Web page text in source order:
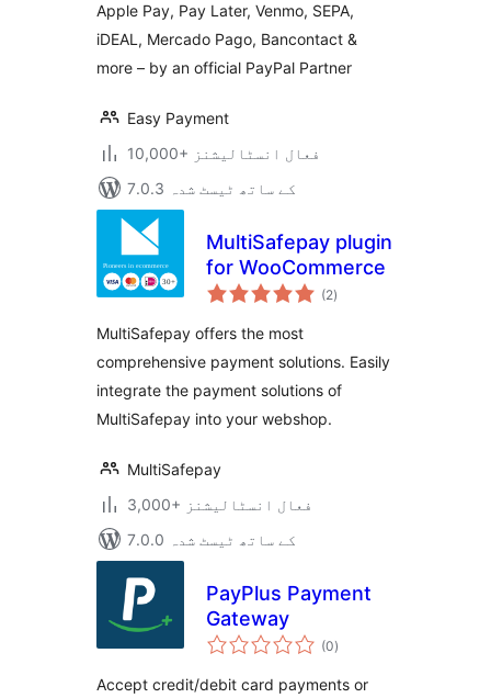
Apple Pay, Pay Later, Venmo, SEPA,
iDEAL, Mercado Pago, Bancontact &
more – by an official PayPal Partner
Easy Payment
10,000+ فعال انسٹالیشنز
7.0.3 کے ساتھ ٹیسٹ شدہ
MultiSafepay plugin
for WooCommerce
(2مجموعی
درجہ
)
MultiSafepay offers the most
comprehensive payment solutions. Easily
integrate the payment solutions of
MultiSafepay into your webshop.
MultiSafepay
3,000+ فعال انسٹالیشنز
7.0.0 کے ساتھ ٹیسٹ شدہ
PayPlus Payment
Gateway
(0مجموعی
درجہ
)
Accept credit/debit card payments or